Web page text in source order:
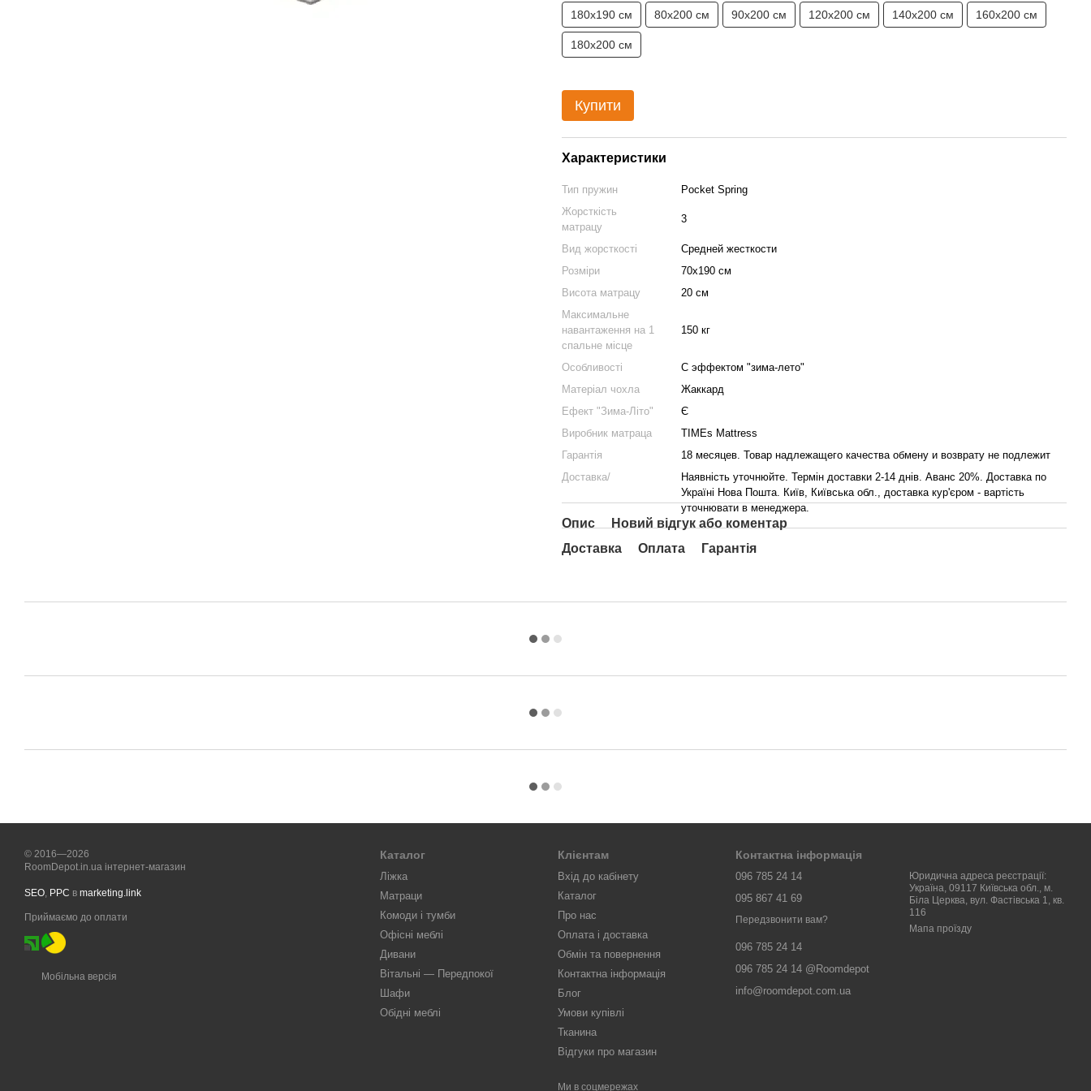
180х190 см 80х200 см 90х200 см 120х200 см 140х200 см 160х200 см
180х200 см
Купити
Характеристики
Тип пружин
Pocket Spring
Жорсткість
матрацу
3
Вид жорсткості
Средней жесткости
Розміри
70х190 см
Висота матрацу
20 см
Максимальне
навантаження на 1
спальне місце
150 кг
Особливості
С эффектом "зима-лето"
Матеріал чохла
Жаккард
Ефект "Зима-Літо"
Є
Виробник матраца
TIMEs Mattress
Гарантія
18 месяцев. Товар надлежащего качества обмену и возврату не подлежит
Доставка/
Наявність уточнюйте. Термін доставки 2-14 днів. Аванс 20%. Доставка по
Україні Нова Пошта. Київ, Київська обл., доставка кур'єром - вартість
уточнювати в менеджера.
Опис
Новий відгук або коментар
Доставка
Оплата Гарантія
© 2016—2026
RoomDepot.in.ua інтернет-магазин
SEO, PPC в marketing.link
Приймаємо до оплати
Мобільна версія
Каталог
Ліжка
Матраци
Комоди і тумби
Офісні меблі
Дивани
Вітальні — Передпокої
Шафи
Обідні меблі
Клієнтам
Вхід до кабінету
Каталог
Про нас
Оплата і доставка
Обмін та повернення
Контактна інформація
Блог
Умови купівлі
Тканина
Відгуки про магазин
Ми в соцмережах
Контактна інформація
096 785 24 14
095 867 41 69
Передзвонити вам?
096 785 24 14
096 785 24 14 @Roomdepot
info@roomdepot.com.ua
Юридична адреса реєстрації:
Україна, 09117 Київська обл., м.
Біла Церква, вул. Фастівська 1, кв.
116
Мапа проїзду